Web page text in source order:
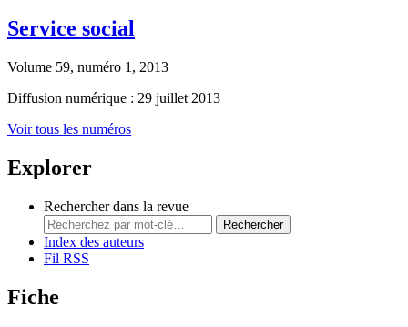
Service social
Volume 59, numéro 1, 2013
Diffusion numérique : 29 juillet 2013
Voir tous les numéros
Explorer
Rechercher dans la revue
Rechercher
Index des auteurs
Fil RSS
Fiche